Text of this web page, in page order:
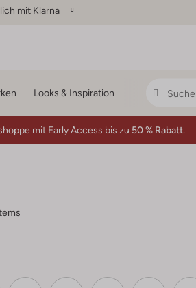
mit Klarna
Looks & Inspiration
mit Early Access bis zu 50 % Rabatt.